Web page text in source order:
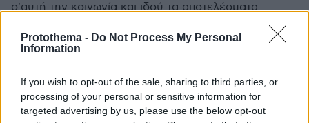
Protothema - Do Not Process My Personal
Information
If you wish to opt-out of the sale, sharing to third parties, or
processing of your personal or sensitive information for
targeted advertising by us, please use the below opt-out
σ'αυτή την κοινωνία και ιδού τα αποτελέσματα.
ΔΕΝ έχουν Σινολάκη;;;
28.08.2023, 10:39
Συνολάκης συνολικής καταστροφής. Όλοι οι